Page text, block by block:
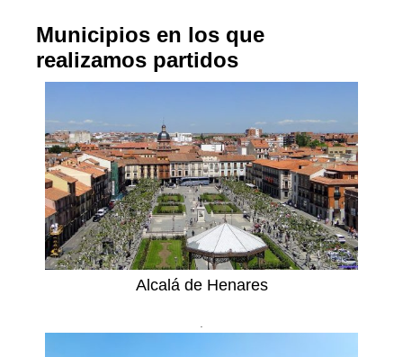
Municipios en los que
realizamos partidos
Alcalá de Henares